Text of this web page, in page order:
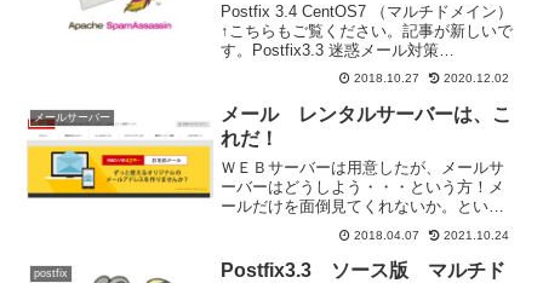
Postfix 3.4 CentOS7 （マルチドメイン）
↑こちらもご覧ください。記事が新しいで
す。Postfix3.3 迷惑メール対策
SpamAssassin（スパムアサシン）
（2018/11/01 追加）Postfix3.3 迷惑メ...
2018.10.27 2020.12.02
メールサーバー
メール レンタルサーバーは、こ
れだ！
ＷＥＢサーバーは用意したが、メールサ
ーバーはどうしよう・・・という方！メ
ールだけを面倒見てくれないか。という
願いの解決策お名前メールがいいです！
ドメインは他社管轄でもいい！お名
前.com管轄のメール他社管轄のメールど
2018.04.07 2021.10.24
postfix
Postfix3.3 ソース版 マルチド